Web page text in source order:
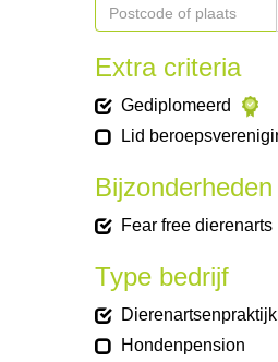
Extra criteria
Gediplomeerd
Lid
Bijzonderheden
Fear free dierenarts
Type bedrijf
Dierenartsenpraktijk
Hondenpension